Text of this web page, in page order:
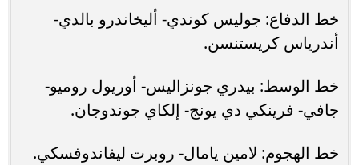
خط الدفاع: جوليس كوندي- أليخاندرو بالدي-
أندرياس كريستنسن.
خط الوسط: بيدري جونزاليس- أوريول روميو-
جافي- فرينكي دي يونج- إلكاي جوندوجان.
خط الهجوم: لامين يامال- روبرت ليفاندوفسكي.